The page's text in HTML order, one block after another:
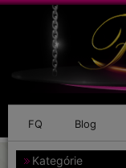
FQ Blog
Kategórie